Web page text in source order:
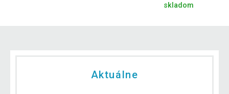
skladom
Aktuálne